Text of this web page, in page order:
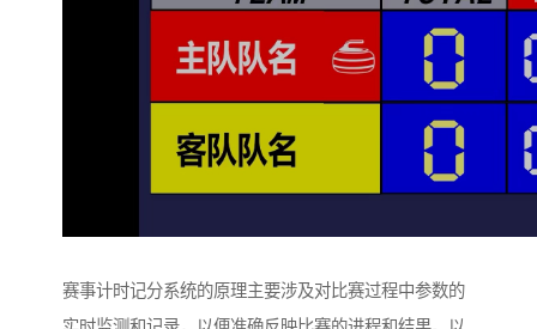
赛事计时记分系统的原理主要涉及对比赛过程中参数的